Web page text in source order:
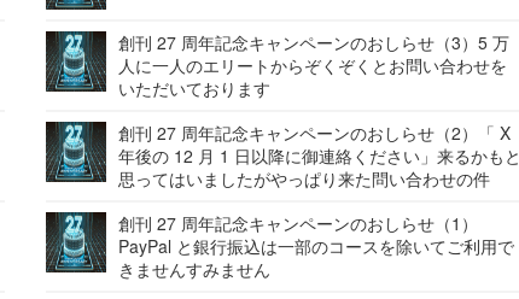
創刊 27 周年記念キャンペーンのおしらせ（3）5 万
人に一人のエリートからぞくぞくとお問い合わせを
いただいております
創刊 27 周年記念キャンペーンのおしらせ（2）「 X
年後の 12 月 1 日以降に御連絡ください」来るかもと
思ってはいましたがやっぱり来た問い合わせの件
創刊 27 周年記念キャンペーンのおしらせ（1）
PayPal と銀行振込は一部のコースを除いてご利用で
きませんすみません